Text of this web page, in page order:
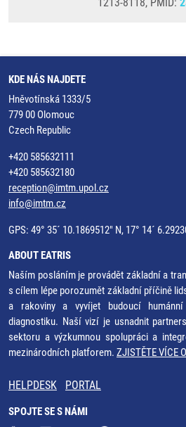
KDE NÁS NAJDETE
Hněvotínská 1333/5
779 00 Olomouc
Czech Republic
+420 585632111
+420 585632180
reception@imtm.upol.cz
info@imtm.cz
GPS: 49° 35´ 10.1869512" N, 17° 14´
ABOUT EATRIS
Naším posláním je provádět základní a
s cílem lépe porozumět základní příčině
a rakoviny a vyvíjet budoucí
diagnostiku. Naší vizí je usnadnit
sektoru a výzkumnou spolupráci a
mezinárodních platforem. ZJISTĚTE VÍCE
HELPDESK PORTAL
SPOJTE SE S NÁMI